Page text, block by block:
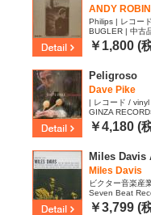
ANDY
Philips | レコー
BUGLER | 中古
￥1,800 (
Peligroso
Dave Pike
| レコード /
GINZA
品ID:2506967
￥4,180 (
Miles Davis
Miles Davis
ビクター音楽産
VG
Seven Beat
￥3,799 (